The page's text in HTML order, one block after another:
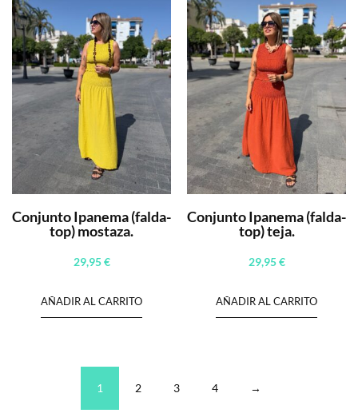
Conjunto Ipanema (falda-
top) mostaza.
29,95€
AÑADIR AL CARRITO
Conjunto Ipanema (falda-
top) teja.
29,95€
AÑADIR AL CARRITO
1 2 3 4 →